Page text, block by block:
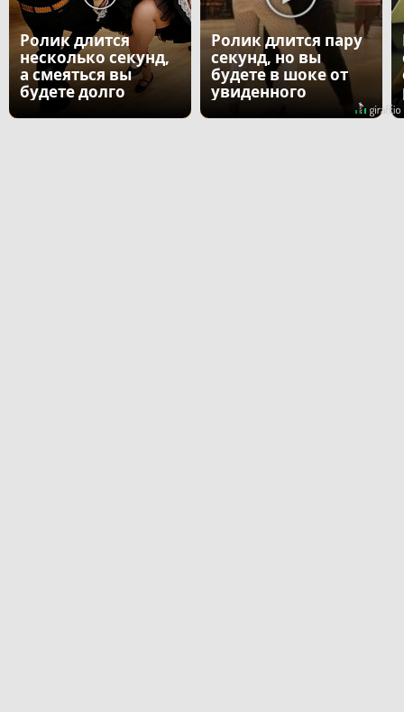
Ролик длится
несколько секунд,
а смеяться вы
будете долго
Ролик длится пару
секунд, но вы
будете в шоке от
увиденного